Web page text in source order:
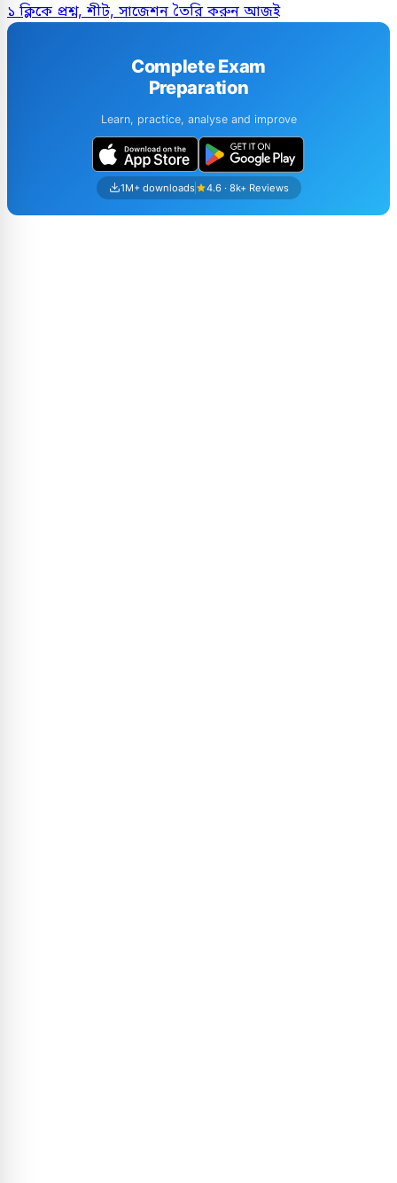
১ ক্লিকে প্রশ্ন, শীট, সাজেশন তৈরি করুন আজই
Complete Exam
Preparation
Learn, practice, analyse and improve
1M+ downloads 4.6 · 8k+ Reviews